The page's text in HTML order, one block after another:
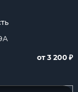
от 3 200 ₽